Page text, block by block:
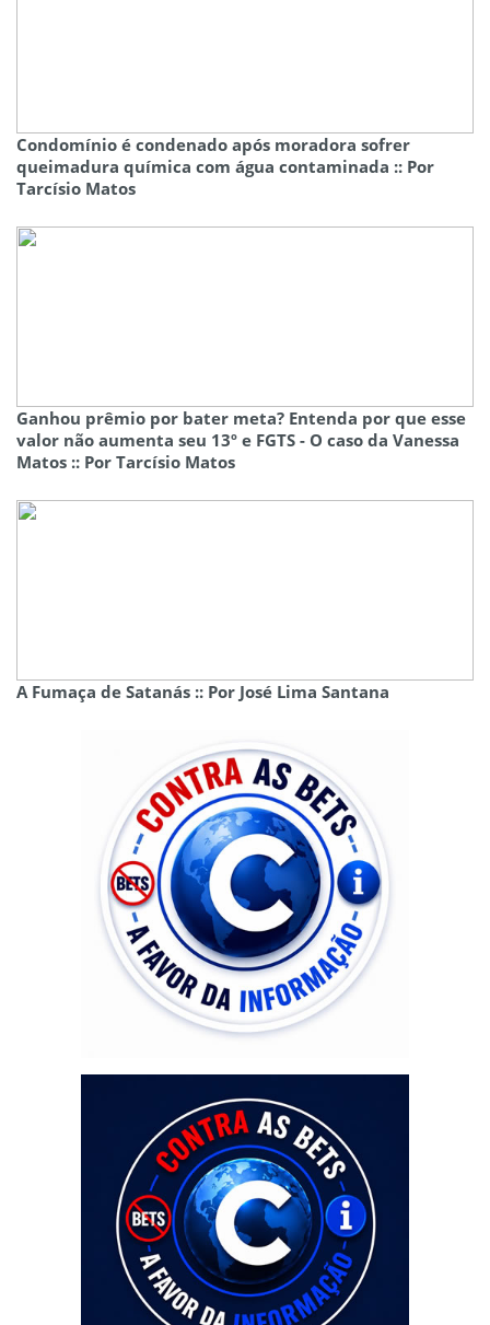
Condomínio é condenado após moradora sofrer
queimadura química com água contaminada :: Por
Tarcísio Matos
Ganhou prêmio por bater meta? Entenda por que esse
valor não aumenta seu 13º e FGTS - O caso da Vanessa
Matos :: Por Tarcísio Matos
A Fumaça de Satanás :: Por José Lima Santana